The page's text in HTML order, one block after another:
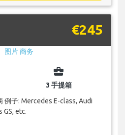
€245
business_center
3 手提箱
例子: Mercedes E-class, Audi
GS, etc.